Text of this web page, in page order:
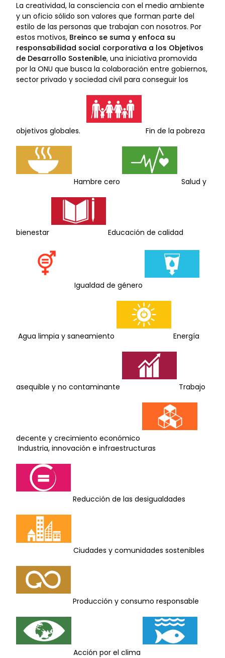
La creatividad, la consciencia con el medio ambiente
y un oficio sólido son valores que forman parte del
estilo de las personas que trabajan con nosotros. Por
estos motivos, Breinco se suma y enfoca su
responsabilidad social corporativa a los Objetivos
de Desarrollo Sostenible, una iniciativa promovida
por la ONU que busca la colaboración entre gobiernos,
sector privado y sociedad civil para conseguir los
objetivos globales. Fin de la pobreza
Hambre cero Salud y
bienestar Educación de calidad
Igualdad de género
Agua limpia y saneamiento Energía
asequible y no contaminante Trabajo
decente y crecimiento económico
Industria, innovación e infraestructuras
Reducción de las desigualdades
Ciudades y comunidades sostenibles
Producción y consumo responsable
Acción por el clima